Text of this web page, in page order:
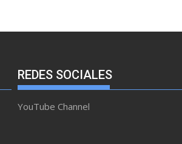
REDES SOCIALES
YouTube Channel